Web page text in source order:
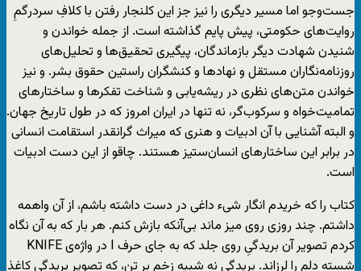
جست‌وجو اما مسیر دیگری را نیز جز این کلنجار رفتن با کلافِ سردرگمِ
روایت‌های حکومتی، پیش پایم گذاشته است. از جمله خواندن و
شنیدن شهادت دیگر بازماندگان، پیگیری تحقیق‌ها و تحلیل‌های
روزنامه‌نگاران مستقل و نهادها و کنشگران راستین حقوق بشر. و نیز
خواندن متن‌های نظری در ریشه‌یابی و شناخت تفکرها و ساختارهای
تمامیت‌خواه و سرکوب‌گر، نه تنها در ایران امروز که در طول تاریخ جهان.
و البته آشنایی با آن ادبیات و هنری که میراث گرانقدر استقامت انسانی
در برابر این ساختارهای انسان‌ستیز هستند. چاقو از این دست ادبیات
است.
کتاب را که خریدم انگار شیء داغی در دست داشته باشم، از آن واهمه
داشتم. چند روزی روی میز ماند بی‌آنکه بازش کنم. هر بار که به آن نگاه
کردم تصویر آن بریدگیِ روی جلد که به جای حرف I در واژه‌ی KNIFE
شسته دلم را لرزاند. بریدگی نه شبیه زخم بر تن، که تصویر بریدگیِ کاغذ